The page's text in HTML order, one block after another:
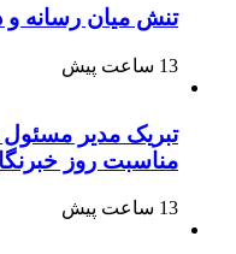
تنش میان رسانه و
13 ساعت پیش
تبریک مدیر مسئول
مناسبت روز
13 ساعت پیش